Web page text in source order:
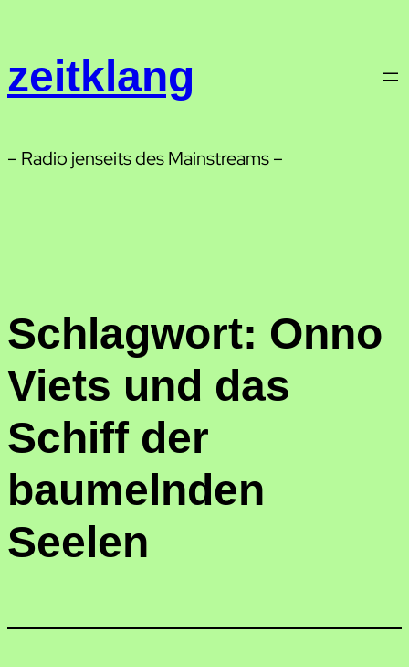
springen
zeitklang
– Radio jenseits des Mainstreams –
Schlagwort: Onno
Viets und das
Schiff der
baumelnden
Seelen